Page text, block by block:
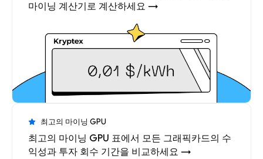
마이닝 계산기로 계산하세요 →
최고의 마이닝 GPU
최고의 마이닝 GPU 표에서 모든 그래픽카드의 수
익성과 투자 회수 기간을 비교하세요 →